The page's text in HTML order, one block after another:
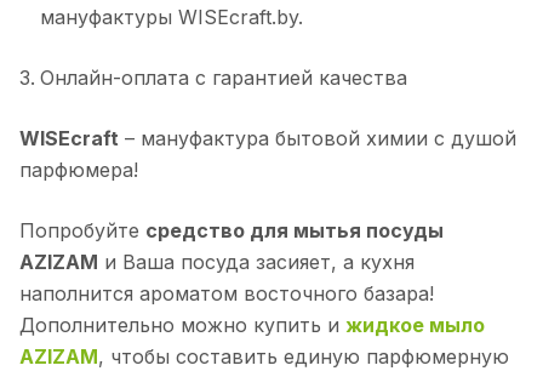
мануфактуры WISEcraft.by.
Онлайн-оплата с гарантией качества
WISEcraft – мануфактура бытовой химии с душой
парфюмера!
Попробуйте средство для мытья посуды
AZIZAM и Ваша посуда засияет, а кухня
наполнится ароматом восточного базара!
Дополнительно можно купить и жидкое мыло
AZIZAM, чтобы составить единую парфюмерную